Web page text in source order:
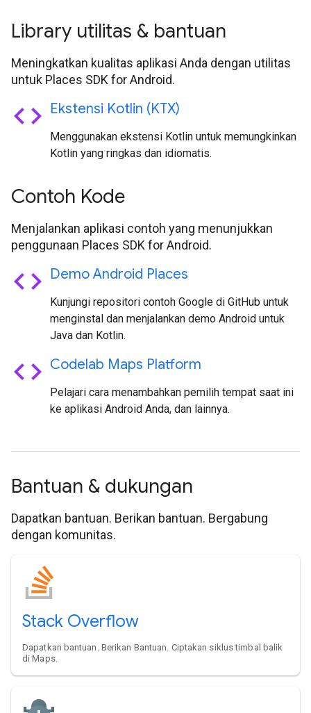
Library utilitas & bantuan
Meningkatkan kualitas aplikasi Anda dengan utilitas
untuk Places SDK for Android.
code Ekstensi Kotlin (KTX)
Menggunakan ekstensi Kotlin untuk memungkinkan
Kotlin yang ringkas dan idiomatis.
Contoh Kode
Menjalankan aplikasi contoh yang menunjukkan
penggunaan Places SDK for Android.
code Demo Android Places
Kunjungi repositori contoh Google di GitHub untuk
menginstal dan menjalankan demo Android untuk
Java dan Kotlin.
code Codelab Maps Platform
Pelajari cara menambahkan pemilih tempat saat ini
ke aplikasi Android Anda, dan lainnya.
Bantuan & dukungan
Dapatkan bantuan. Berikan bantuan. Bergabung
dengan komunitas.
Stack Overflow
Dapatkan bantuan. Berikan Bantuan. Ciptakan siklus timbal balik
di Maps.